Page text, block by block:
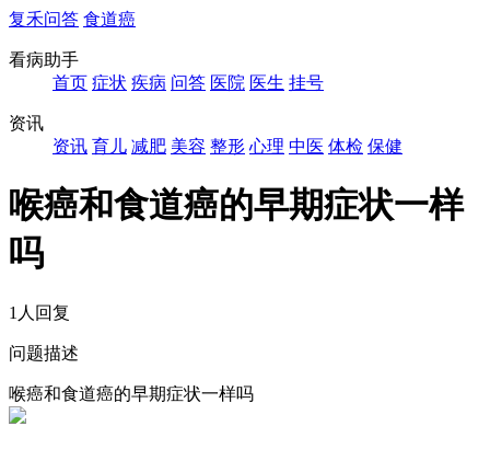
复禾问答 食道癌
看病助手
首页 症状 疾病 问答 医院 医生 挂号
资讯
资讯 育儿 减肥 美容 整形 心理 中医 体检 保健
喉癌和食道癌的早期症状一样
吗
1人回复
问题描述
喉癌和食道癌的早期症状一样吗